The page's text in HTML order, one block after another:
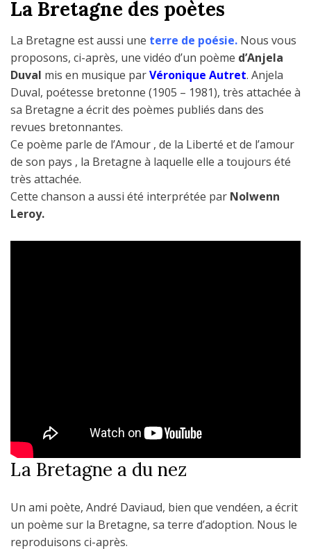
BRETAGNE SUD
La Bretagne des poètes
La Bretagne est aussi une terre de poésie. Nous vous
proposons, ci-après, une vidéo d’un poème d’Anjela
Duval mis en musique parVéronique Autret. Anjela
Duval, poétesse bretonne (1905 – 1981), très attachée à
sa Bretagne a écrit des poèmes publiés dans des
revues bretonnantes.
Ce poème parle de l’Amour , de la Liberté et de l’amour
de son pays , la Bretagne à laquelle elle a toujours été
très attachée.
Cette chanson a aussi été interprétée par Nolwenn
Leroy.
La Bretagne a du nez
Un ami poète, André Daviaud, bien que vendéen, a écrit
un poème sur la Bretagne, sa terre d’adoption. Nous le
reproduisons ci-après.